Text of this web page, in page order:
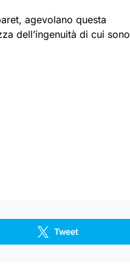
agevolano questa
dell’ingenuità di cui sono
Tweet